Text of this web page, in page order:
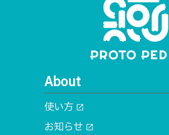
About
使い方 open_in_new
お知らせ open_in_new